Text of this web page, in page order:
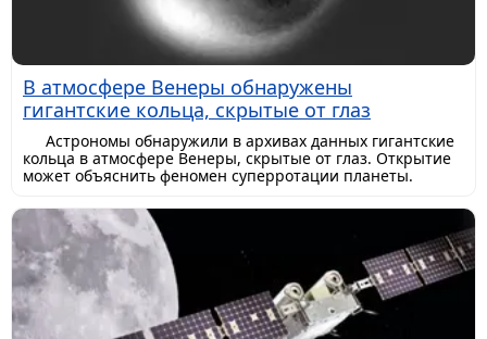
В атмосфере Венеры обнаружены
гигантские кольца, скрытые от глаз
Астрономы обнаружили в архивах данных гигантские
кольца в атмосфере Венеры, скрытые от глаз. Открытие
может объяснить феномен суперротации планеты.